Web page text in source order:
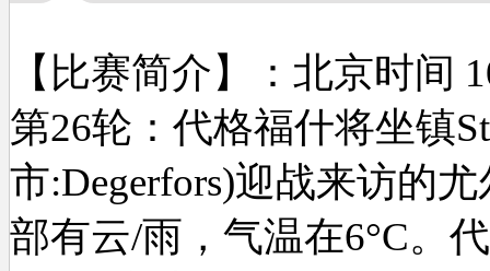
【比赛简介】：北京时间
第26轮：代格福什将坐镇
市:Degerfors)迎战来访的
部有云/雨，气温在6°C。